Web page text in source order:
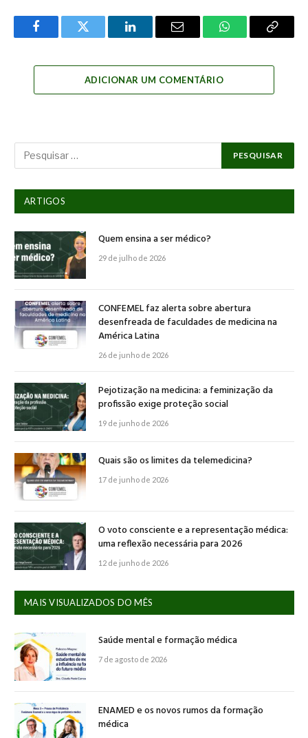
FacebookTwitter LinkedInEmail WhatsAppCopy
ADICIONAR UM COMENTÁRIO
ARTIGOS
Quem ensina a ser médico?
29 de julho de 2026
CONFEMEL faz alerta sobre abertura
desenfreada de faculdades de medicina na
América Latina
26 de junho de 2026
Pejotização na medicina: a feminização da
profissão exige proteção social
19 de junho de 2026
Quais são os limites da telemedicina?
17 de junho de 2026
O voto consciente e a representação médica:
uma reflexão necessária para 2026
12 de junho de 2026
MAIS VISUALIZADOS DO MÊS
Saúde mental e formação médica
7 de agosto de 2026
ENAMED e os novos rumos da formação
médica